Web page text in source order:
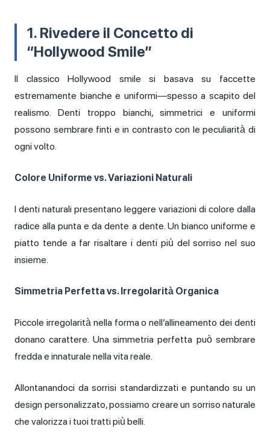
1. Rivedere il Concetto di
“Hollywood Smile”
Il classico Hollywood smile si basava su faccette
estremamente bianche e uniformi—spesso a scapito del
realismo. Denti troppo bianchi, simmetrici e uniformi
possono sembrare finti e in contrasto con le peculiarità di
ogni volto.
Colore Uniforme vs. Variazioni Naturali
I denti naturali presentano leggere variazioni di colore dalla
radice alla punta e da dente a dente. Un bianco uniforme e
piatto tende a far risaltare i denti più del sorriso nel suo
insieme.
Simmetria Perfetta vs. Irregolarità Organica
Piccole irregolarità nella forma o nell’allineamento dei denti
donano carattere. Una simmetria perfetta può sembrare
fredda e innaturale nella vita reale.
Allontanandoci da sorrisi standardizzati e puntando su un
design personalizzato, possiamo creare un sorriso naturale
che valorizza i tuoi tratti più belli.